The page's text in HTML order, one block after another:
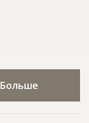
Больше